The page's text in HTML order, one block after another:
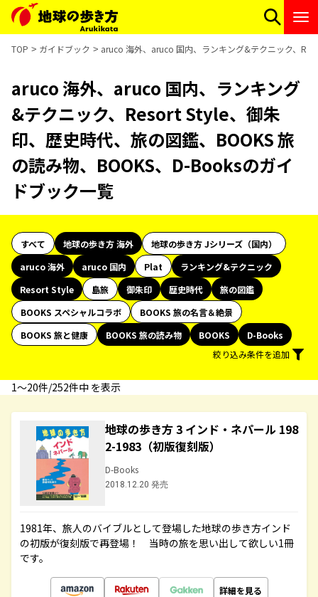
TOP ガイドブック aruco 海外、aruco 国内、ランキング&テクニック、
aruco 海外、aruco 国内、ランキング
&テクニック、Resort Style、御朱
印、歴史時代、旅の図鑑、BOOKS 旅
の読み物、BOOKS、D-Booksのガイ
ドブック一覧
すべて 地球の歩き方 海外
地球の歩き方 Jシリーズ（国内）
aruco 海外
aruco 国内 Plat
ランキング&テクニック
Resort Style
島旅 御朱印 歴史時代
旅の図鑑
BOOKS スペシャルコラボ
BOOKS 旅の名言＆絶景
BOOKS 旅と健康
BOOKS 旅の読み物 BOOKS
D-Books
絞り込み条件を追加
1〜20件/252件中 を表示
地球の歩き方 3 インド・ネパール 198
2-1983（初版復刻版）
D-Books
2018.12.20 発売
1981年、旅人のバイブルとして登場した地球の歩き方インド
の初版が復刻版で再登場！ 当時の旅を思い出して欲しい1冊
です。
詳細を見る